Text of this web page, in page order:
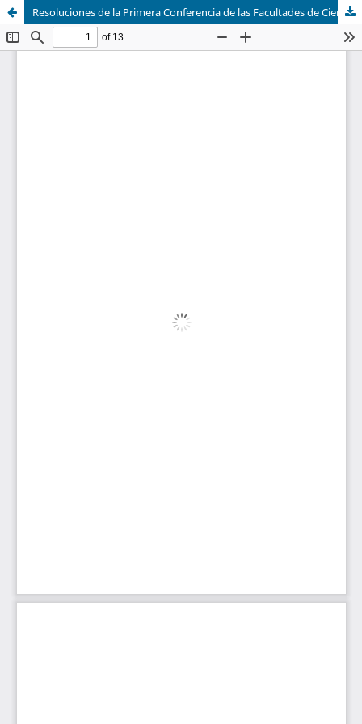
Resoluciones de la Primera Conferencia de las Facultades de Ciencias Químicas